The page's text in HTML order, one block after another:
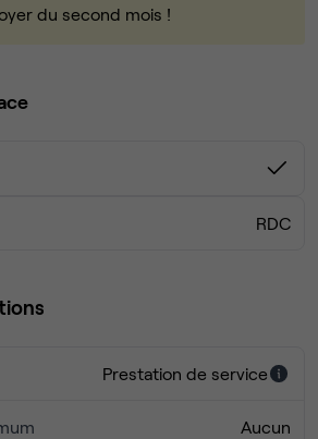
4K
professionnel et évoluez dans
du second mois !
RDC
Prestation de service
Aucun